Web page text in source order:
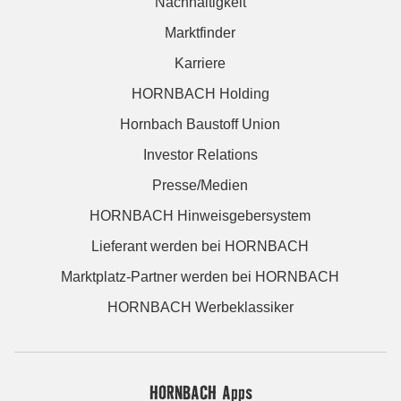
Marktfinder
Karriere
HORNBACH Holding
Hornbach Baustoff Union
Investor Relations
Presse/Medien
HORNBACH Hinweisgebersystem
Lieferant werden bei HORNBACH
Marktplatz-Partner werden bei HORNBACH
HORNBACH Werbeklassiker
HORNBACH Apps